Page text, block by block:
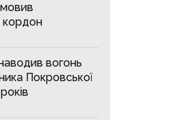
кордон
вогонь
Покровської